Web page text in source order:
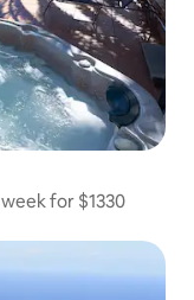
1 week for $1330